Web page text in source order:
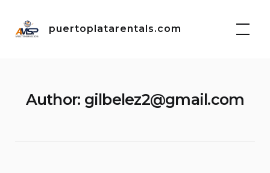
content
puertoplatarentals.com
Author: gilbelez2@gmail.com